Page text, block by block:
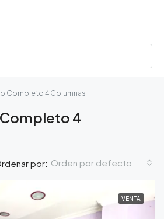
Completo 4 Columnas
4
por: Orden por defecto
VENTA